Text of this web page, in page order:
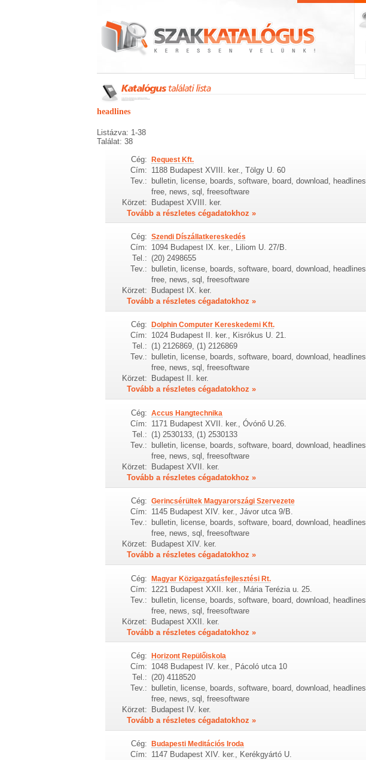
headlines
Listázva: 1-38
Találat: 38
Cég: Request Kft.
Cím: 1188 Budapest XVIII. ker., Tölgy U. 60
Tev.: bulletin, license, boards, software, board, download,
free, news, sql, freesoftware
Körzet: Budapest XVIII. ker.
Tovább a részletes cégadatokhoz »
Cég: Szendi Díszállatkereskedés
Cím: 1094 Budapest IX. ker., Liliom U. 27/B.
Tel.: (20) 2498655
Tev.:
bulletin, license, boards, software, board, download,
free, news, sql, freesoftware
Körzet:
Budapest IX. ker.
Tovább a részletes cégadatokhoz »
Cég: Dolphin Computer Kereskedemi Kft.
Cím: 1024 Budapest II. ker., Kisrókus U. 21.
Tel.: (1) 2126869, (1) 2126869
Tev.:
bulletin, license, boards, software, board, download,
free, news, sql, freesoftware
Körzet:
Budapest II. ker.
Tovább a részletes cégadatokhoz »
Cég: Accus Hangtechnika
Cím: 1171 Budapest XVII. ker., Óvónő U.26.
Tel.: (1) 2530133, (1) 2530133
Tev.:
bulletin, license, boards, software, board, download,
free, news, sql, freesoftware
Körzet:
Budapest XVII. ker.
Tovább a részletes cégadatokhoz »
Cég: Gerincsérültek Magyarországi Szervezete
Cím: 1145 Budapest XIV. ker., Jávor utca 9/B.
Tev.:
bulletin, license, boards, software, board, download,
free, news, sql, freesoftware
Körzet:
Budapest XIV. ker.
Tovább a részletes cégadatokhoz »
Cég: Magyar Közigazgatásfejlesztési Rt.
Cím: 1221 Budapest XXII. ker., Mária Terézia u. 25.
Tev.: bulletin, license, boards, software, board, download,
free, news, sql, freesoftware
Körzet: Budapest XXII. ker.
Tovább a részletes cégadatokhoz »
Cég: Horizont Repülőiskola
Cím: 1048 Budapest IV. ker., Pácoló utca 10
Tel.: (20) 4118520
Tev.:
bulletin, license, boards, software, board, download,
free, news, sql, freesoftware
Körzet:
Budapest IV. ker.
Tovább a részletes cégadatokhoz »
Cég: Budapesti Meditációs Iroda
Cím: 1147 Budapest XIV. ker., Kerékgyártó U.